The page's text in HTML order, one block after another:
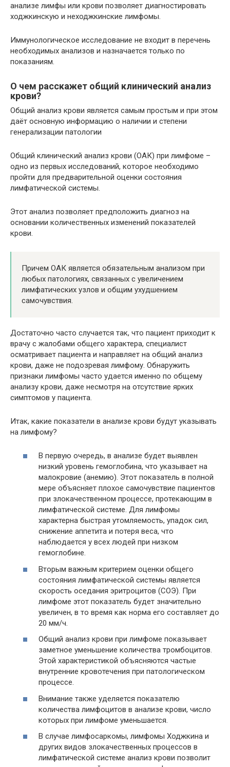
анализе лимфы или крови позволяет диагностировать
ходжкинскую и неходжкинские лимфомы.
Иммунологическое исследование не входит в перечень
необходимых анализов и назначается только по
показаниям.
О чем расскажет общий клинический анализ
крови?
Общий анализ крови является самым простым и при этом
даёт основную информацию о наличии и степени
генерализации патологии
Общий клинический анализ крови (ОАК) при лимфоме –
одно из первых исследований, которое необходимо
пройти для предварительной оценки состояния
лимфатической системы.
Этот анализ позволяет предположить диагноз на
основании количественных изменений показателей
крови.
Причем ОАК является обязательным анализом при
любых патологиях, связанных с увеличением
лимфатических узлов и общим ухудшением
самочувствия.
Достаточно часто случается так, что пациент приходит к
врачу с жалобами общего характера, специалист
осматривает пациента и направляет на общий анализ
крови, даже не подозревая лимфому. Обнаружить
признаки лимфомы часто удается именно по общему
анализу крови, даже несмотря на отсутствие ярких
симптомов у пациента.
Итак, какие показатели в анализе крови будут указывать
на лимфому?
В первую очередь, в анализе будет выявлен
низкий уровень гемоглобина, что указывает на
малокровие (анемию). Этот показатель в полной
мере объясняет плохое самочувствие пациентов
при злокачественном процессе, протекающим в
лимфатической системе. Для лимфомы
характерна быстрая утомляемость, упадок сил,
снижение аппетита и потеря веса, что
наблюдается у всех людей при низком
гемоглобине.
Вторым важным критерием оценки общего
состояния лимфатической системы является
скорость оседания эритроцитов (СОЭ). При
лимфоме этот показатель будет значительно
увеличен, в то время как норма его составляет до
20 мм/ч.
Общий анализ крови при лимфоме показывает
заметное уменьшение количества тромбоцитов.
Этой характеристикой объясняются частые
внутренние кровотечения при патологическом
процессе.
Внимание также уделяется показателю
количества лимфоцитов в анализе крови, число
которых при лимфоме уменьшается.
В случае лимфосаркомы, лимфомы Ходжкина и
других видов злокачественных процессов в
лимфатической системе анализ крови позволит